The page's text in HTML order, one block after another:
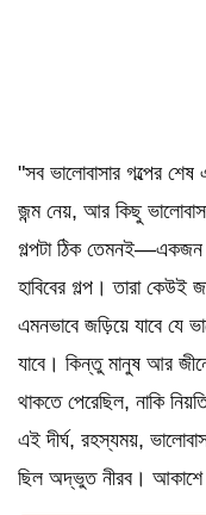
"সব ভালোবাসার গল্পের
জন্ম নেয়, আর কিছু
গল্পটা ঠিক তেমনই—একজন
হাবিবের গল্প। তারা কেউই
এমনভাবে জড়িয়ে যাবে যে
যাবে। কিন্তু মানুষ আর
থাকতে পেরেছিল, নাকি
এই দীর্ঘ, রহস্যময়,
ছিল অদ্ভুত নীরব। আকাশে